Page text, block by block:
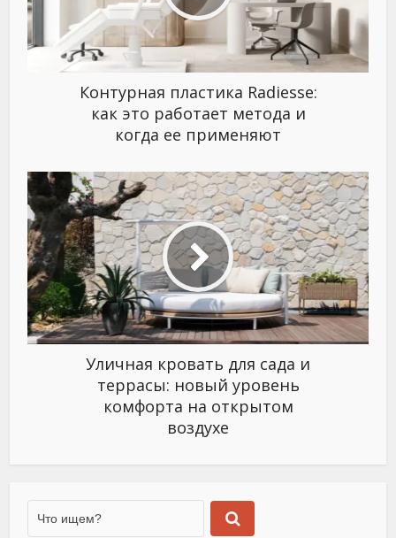
Контурная пластика Radiesse:
как это работает метода и
когда ее применяют
Уличная кровать для сада и
террасы: новый уровень
комфорта на открытом
воздухе